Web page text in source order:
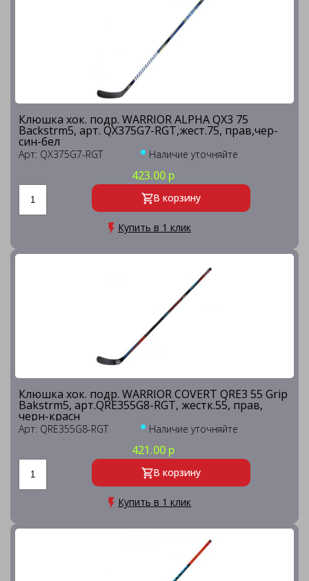
Клюшка хок. подр. WARRIOR ALPHA QX3 75
Backstrm5, арт. QX375G7-RGT,жест.75, прав,чер-
син-бел
Арт: QX375G7-RGT Наличие уточняйте
423.00 р
В корзину
Купить в 1 клик
Клюшка хок. подр. WARRIOR COVERT QRE3 55 Grip
Bakstrm5, арт.QRE355G8-RGT, жестк.55, прав,
черн-красн
Арт: QRE355G8-RGT Наличие уточняйте
421.00 р
В корзину
Купить в 1 клик